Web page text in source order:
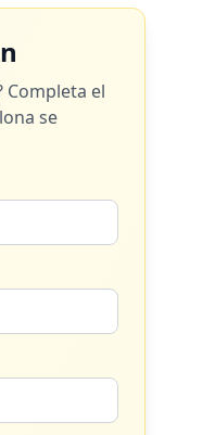
Completa el
se